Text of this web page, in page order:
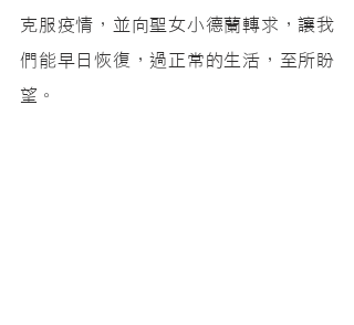
克服疫情，並向聖女小德蘭轉求，讓我
們能早日恢復，過正常的生活，至所盼
望。